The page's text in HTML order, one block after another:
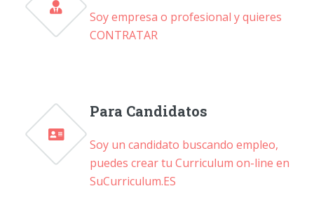
Soy empresa o profesional y quieres
CONTRATAR
Para Candidatos
Soy un candidato buscando empleo,
puedes crear tu Curriculum on-line en
SuCurriculum.ES